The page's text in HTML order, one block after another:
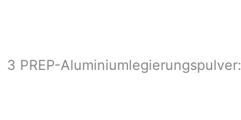
3 PREP-Aluminiumlegierungspulver: